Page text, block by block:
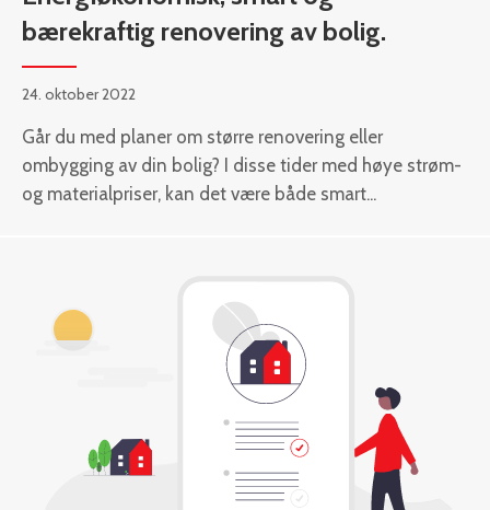
bærekraftig renovering av bolig.
24. oktober 2022
Går du med planer om større renovering eller
ombygging av din bolig? I disse tider med høye strøm-
og materialpriser, kan det være både smart...